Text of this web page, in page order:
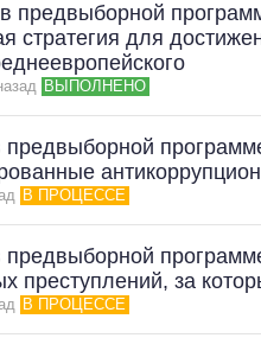
предвыборной
стратегия для
ВЫПОЛНЕНО
предвыборной
В ПРОЦЕССЕ
предвыборной
преступлений, за
В ПРОЦЕССЕ